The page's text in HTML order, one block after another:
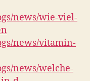
news/wie-viel-
news/vitamin-
news/welche-